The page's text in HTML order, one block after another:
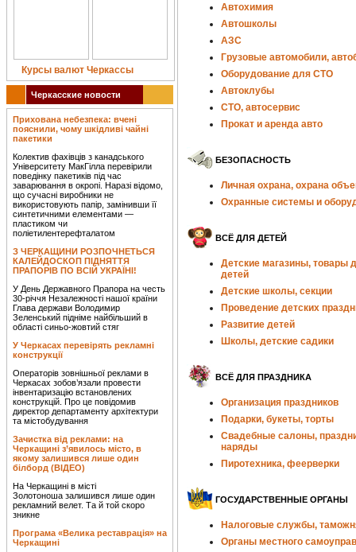
Курсы валют Черкассы
Черкасские новости
Прихована небезпека: вчені
пояснили, чому шкідливі чайні
пакетики
Колектив фахівців з канадського
Університету МакГілла перевірили
поведінку пакетиків під час
заварювання в окропі. Наразі відомо,
що сучасні виробники не
використовують папір, замінивши її
синтетичними елементами —
пластиком чи
поліетилентерефталатом
З ЧЕРКАЩИНИ РОЗПОЧНЕТЬСЯ
КАЛЕЙДОСКОП ПІДНЯТТЯ
ПРАПОРІВ ПО ВСІЙ УКРАЇНІ!
У День Державного Прапора на честь
30-річчя Незалежності нашої країни
Глава держави Володимир
Зеленський підніме найбільший в
області синьо-жовтий стяг
У Черкасах перевірять рекламні
конструкції
Операторів зовнішньої реклами в
Черкасах зобов’язали провести
інвентаризацію встановлених
конструкцій. Про це повідомив
директор департаменту архітектури
та містобудування
Зачистка від реклами: на
Черкащині з’явилось місто, в
якому залишився лише один
білборд (ВІДЕО)
На Черкащині в місті
Золотоноша залишився лише один
рекламний велет. Та й той скоро
зникне
Програма «Велика реставрація» на
Черкащині
Автохимия
Автошколы
АЗС
Грузовые автомобили,
Оборудование для СТО
Автоклубы
СТО, автосервис
Прокат и аренда авто
БЕЗОПАСНОСТЬ
Личная охрана, охрана
Охранные системы и
ВСЁ ДЛЯ ДЕТЕЙ
Детские магазины, товары
детей
Детские школы, секции
Проведение детских
Развитие детей
Школы, детские садики
ВСЁ ДЛЯ ПРАЗДНИКА
Организация праздников
Подарки, букеты, торты
Свадебные салоны,
наряды
Пиротехника, феерверки
ГОСУДАРСТВЕННЫЕ ОРГАНЫ
Налоговые службы,
Органы местного